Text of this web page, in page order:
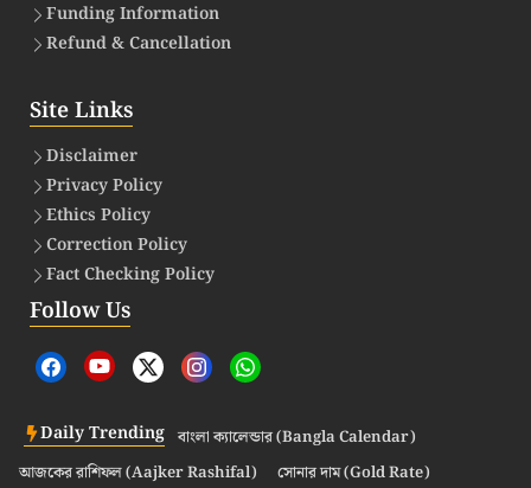
Funding Information
Refund & Cancellation
Site Links
Disclaimer
Privacy Policy
Ethics Policy
Correction Policy
Fact Checking Policy
Follow Us
Daily Trending বাংলা ক্যালেন্ডার (Bangla Calendar)
আজকের রাশিফল (Aajker Rashifal)
সোনার দাম (Gold Rate)